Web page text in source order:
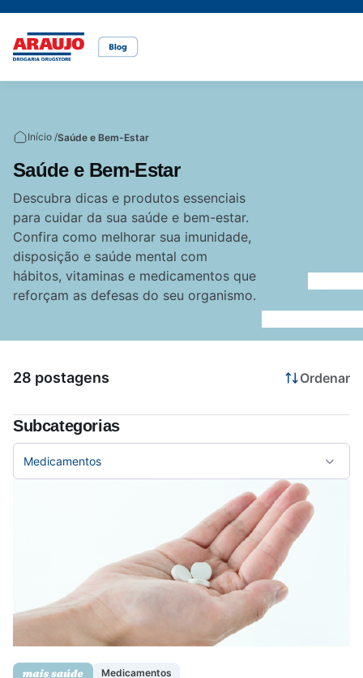
Cuidados com o pet
Rações
Cuidados com a pele
Cuidados com o cabelo
Dermocosméticos
Alimentação
Dicas de cuidados
Fraldas
Gravidez
Alimentação saudável
Bem-estar
Canetas para obesidade
Medicamentos
Prevenção e cuidados
Saúde do homem
Acesse o site da Araujo
Início /Saúde e Bem-Estar
Saúde e Bem-Estar
Descubra dicas e produtos essenciais
para cuidar da sua saúde e bem-estar.
Confira como melhorar sua imunidade,
disposição e saúde mental com
hábitos, vitaminas e medicamentos que
reforçam as defesas do seu organismo.
28 postagens Ordenar
Subcategorias
Medicamentos
Medicamentos